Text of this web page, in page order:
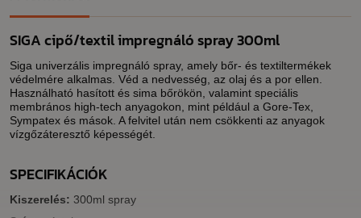
SIGA cipő/textil impregnáló spray 300ml
Siga univerzális impregnáló spray, amely bőr- és textiltermékek
védelmére alkalmas. Véd a nedvesség, az olaj és a por ellen.
Használható hasított és sima bőrökön, valamint speciális
membrános high-tech anyagokon, mint például a Gore-Tex,
Sympatex és mások. A felvitel után nem csökkenti az anyagok
vízgőzáteresztő képességét.
SPECIFIKÁCIÓK
Kiszerelés: 300ml spray